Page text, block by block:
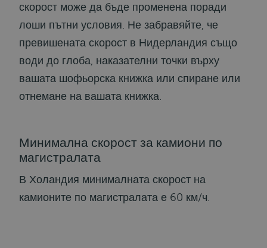
скорост може да бъде променена поради
лоши пътни условия. Не забравяйте, че
превишената скорост в Нидерландия също
води до глоба, наказателни точки върху
вашата шофьорска книжка или спиране или
отнемане на вашата книжка.
Минимална скорост за камиони по
магистралата
В Холандия минималната скорост на
камионите по магистралата е 60 км/ч.